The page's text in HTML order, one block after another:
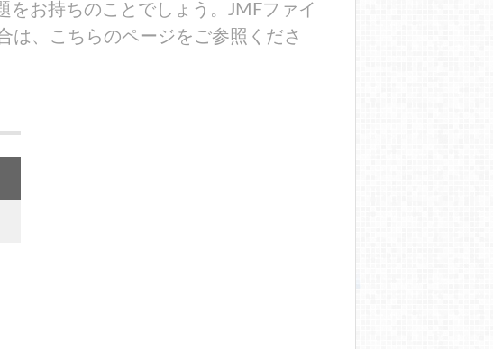
お持ちのことでしょう。JMFファイ
は、こちらのページをご参照くださ